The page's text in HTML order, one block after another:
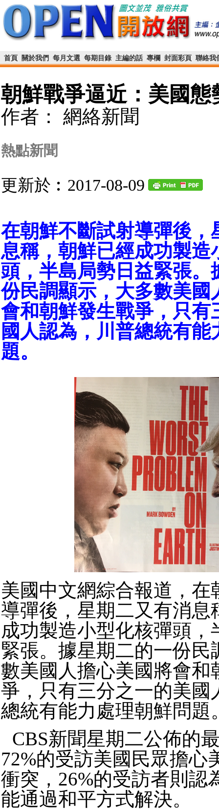
首頁 關於我們 每月文選 每期目錄 主編的話 專欄 封面彩頁 聯絡我
朝鮮戰爭逼近：美國態
作者： 網絡新聞
熱點新聞
更新於︰2017-08-09
在朝鮮不斷試射導彈後，
息稱，朝鮮已經成功製造
頭，半島局勢日益緊張。
份民調顯示，大多數美國
會和朝鮮發生戰爭，只有
國人認為，川普總統有能
題。
美國中文網綜合報道，在
導彈後，星期二又有消息
成功製造小型化核彈頭，
緊張。據星期二的一份民
數美國人擔心美國將會和
爭，只有三分之一的美國
總統有能力處理朝鮮問題
CBS新聞星期二公佈的
72%的受訪美國民眾擔心
衝突，26%的受訪者則認
能通過和平方式解決。